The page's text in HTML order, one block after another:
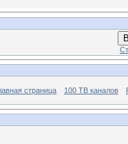
страница 100 ТВ каналов